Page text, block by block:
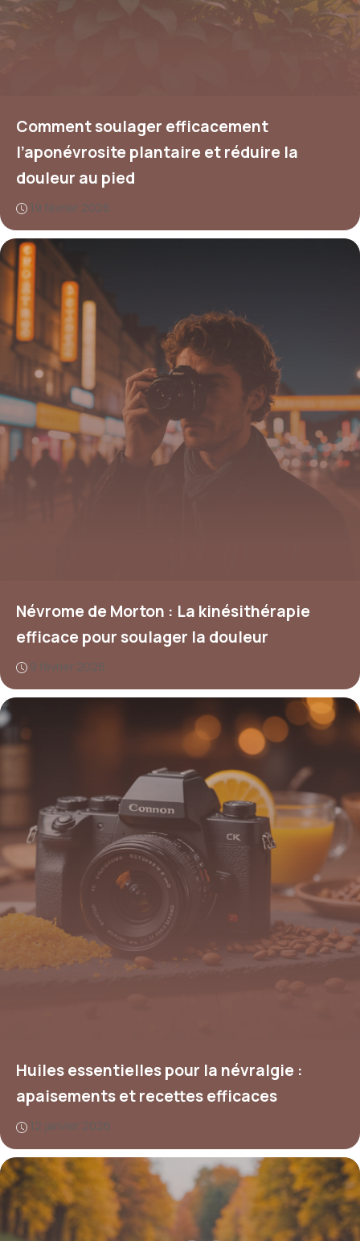
Comment soulager efficacement
l’aponévrosite plantaire et réduire la
douleur au pied
19 février 2026
Névrome de Morton : La kinésithérapie
efficace pour soulager la douleur
9 février 2026
Huiles essentielles pour la névralgie :
apaisements et recettes efficaces
12 janvier 2026